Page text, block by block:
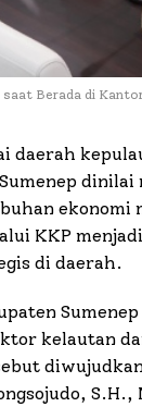
Berada di
daerah
KKP
di daerah.
kelautan